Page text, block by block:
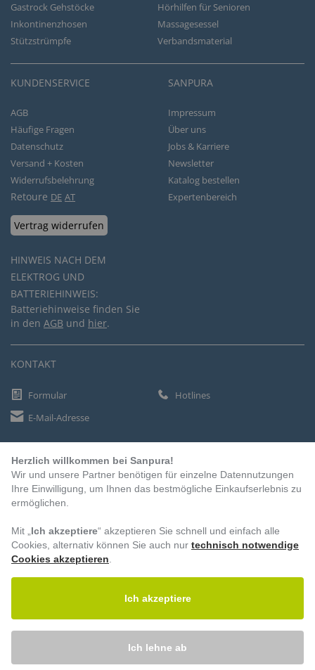
Gastrock Gehstöcke
Hörhilfen für Senioren
Inkontinenzhosen
Massagesessel
Stützstrümpfe
Verbandsmaterial
KUNDENSERVICE
AGB
Häufige Fragen
Datenschutz
Versand + Kosten
Widerrufsbelehrung
Retoure DE AT
Vertrag widerrufen
HINWEIS NACH DEM
ELEKTROG UND
BATTERIEHINWEIS:
Batteriehinweise finden Sie
in den AGB und hier.
SANPURA
Impressum
Über uns
Jobs & Karriere
Newsletter
Katalog bestellen
Expertenbereich
KONTAKT
Formular
Hotlines
E-Mail-Adresse
ZAHLUNGSARTEN
Vorkasse
BESUCHEN SIE UNS
Herzlich willkommen bei Sanpura!
Wir und unsere Partner benötigen für einzelne Datennutzungen
Ihre Einwilligung, um Ihnen das bestmögliche Einkaufserlebnis zu
ermöglichen.
Mit „ Ich akzeptiere“ akzeptieren Sie schnell und einfach alle
Cookies, alternativ können Sie auch nur technisch notwendige
Cookies akzeptieren
Ich akzeptiere
Ich lehne ab